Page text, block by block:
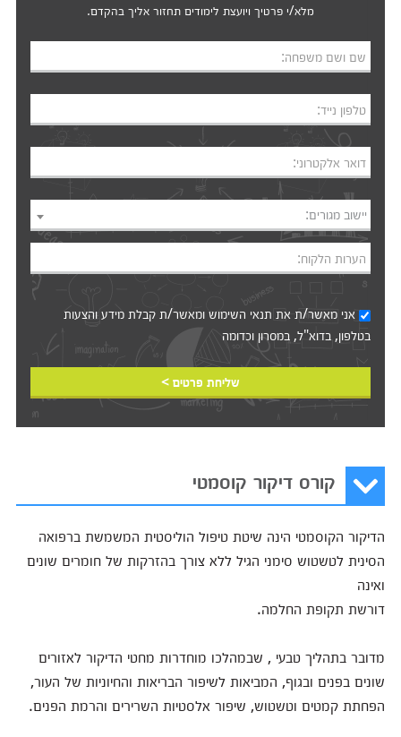
מלא/י פרטיך ויועצת לימודים תחזור אליך בהקדם.
שם ושם משפחה:
טלפון נייד:
דואר אלקטרוני:
יישוב מגורים:
הערות הלקוח:
אני מאשר/ת את תנאי השימושומאשר/ת קבלת מידע והצעות
בטלפון, בדוא"ל, במסרון וכדומה‎‎
שליחת פרטים >
קורס דיקור קוסמטי
הדיקור הקוסמטי הינה שיטת טיפול הוליסטית המשמשת ברפואה
הסינית לטשטוש סימני הגיל ללא צורך בהזרקות של חומרים שונים
ואינה
דורשת תקופת החלמה.
מדובר בתהליך טבעי , שבמהלכו מוחדרות מחטי הדיקור לאזורים
שונים בפנים ובגוף, המביאות לשיפור הבריאות והחיוניות של העור,
הפחתת קמטים וטשטוש, שיפור אלסטיות השרירים והרמת הפנים.